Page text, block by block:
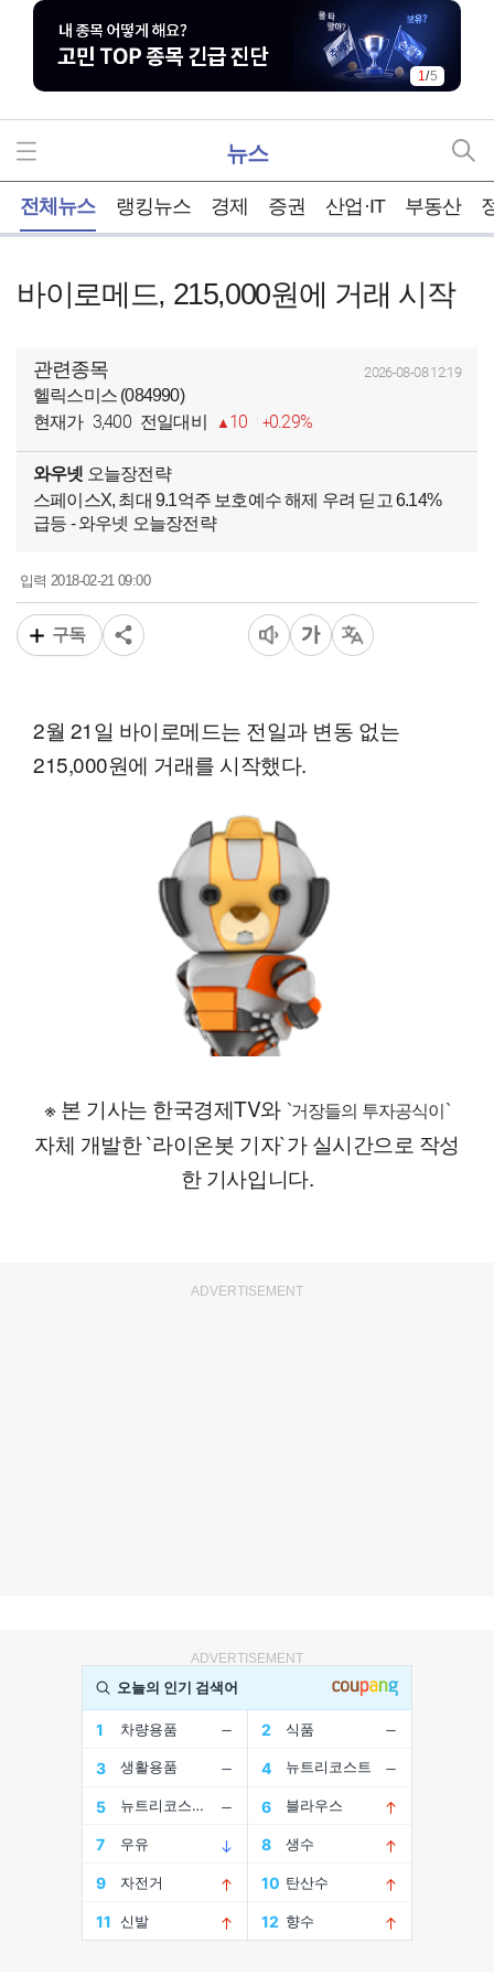
1/5
뉴스
전체뉴스 랭킹뉴스 경제 증권 산업·IT 부동산
바이로메드, 215,000원에 거래 시작
관련종목 2026-08-08 12:19
헬릭스미스 (084990)
현재가 3,400 전일대비 10 0.29%
와우넷 오늘장전략
스페이스X, 최대 9.1억주 보호예수 해제 우려 딛고 6.14%
급등 - 와우넷 오늘장전략
입력2018-02-21 09:00
구독
2월 21일 바이로메드는 전일과 변동 없는
215,000원에 거래를 시작했다.
※ 본 기사는 한국경제TV와 `거장들의 투자공식이`
자체 개발한 `라이온봇 기자`가 실시간으로 작성
한 기사입니다.
ADVERTISEMENT
ADVERTISEMENT